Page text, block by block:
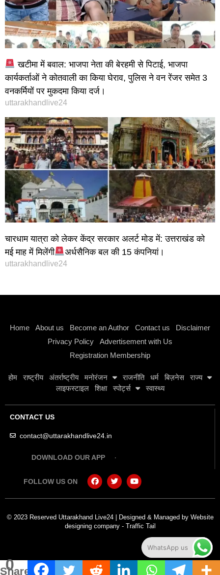
0
Shares
खटीमा में बवाल: भाजपा नेता की बेरहमी से पिटाई, भाजपा
कार्यकर्ताओं ने कोतवाली का किया घेराव, पुलिस ने वन रेंजर समेत 3
वनकर्मियों पर मुकदमा किया दर्ज।
uttarakhandlive24
चारधाम यात्रा को लेकर केंद्र सरकार अलर्ट मोड में: उत्तराखंड को
मई माह में मिलेंगी
अर्धसैनिक बल की 15 कंपनियां।
uttarakhandlive24
Home About us Become an Author Contact us
Disclaimer
Privacy Policy
Advertisement with Us
Registration Membership
होम राष्ट्रीय अंतर्राष्ट्रीय मनोरंजन राजनीति धर्म बिज़नेस
राज्य
लाइफस्टाइल
शिक्षा स्पोर्ट्स स्वास्थ्य
CONTACT US
contact@uttarakhandlive24.in
DOWNLOAD OUR APP
FOLLOW US ON
© 2023 Reserved Uttarakhand Live24 | Designed & Managed by Website
designing company- Traffic Tail
WhatsApp us